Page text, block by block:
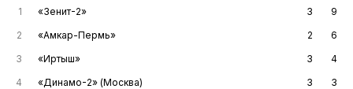
1 «Зенит-2» 3
9
2
«Амкар-Пермь» 2
6
3
«Иртыш» 3
4
4
«Динамо-2» (Москва) 3
3